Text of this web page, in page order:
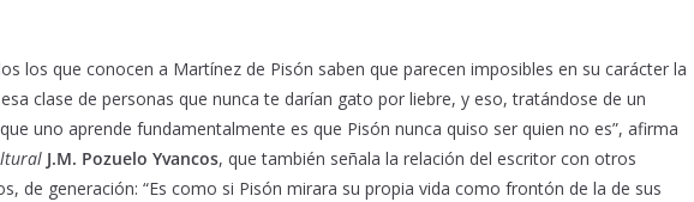
los que conocen a Martínez de Pisón saben que parecen imposibles en su carácter la
clase de personas que nunca te darían gato por liebre, y eso, tratándose de un
uno aprende fundamentalmente es que Pisón nunca quiso ser quien no es”, afirma
J.M. Pozuelo Yvancos, que también señala la relación del escritor con otros
de generación: “Es como si Pisón mirara su propia vida como frontón de la de sus